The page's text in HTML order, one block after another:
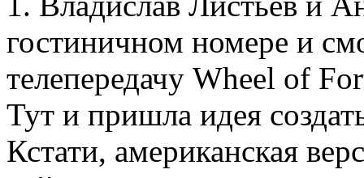
гостиничном номере и
телепередачу Wheel of
Тут и пришла идея
Кстати, американская